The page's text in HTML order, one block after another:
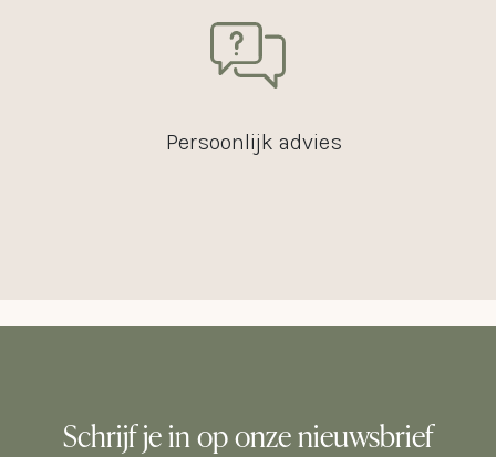
Persoonlijk advies
Schrijf je in op onze nieuwsbrief